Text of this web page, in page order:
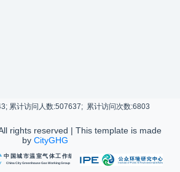
累计访问人数:507637; 累计访问次数:6803
rights reserved | This template is made
by CityGHG
中国城市温室气体工作组
China City Greenhouse Gas Working Group